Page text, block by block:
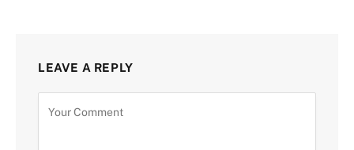
LEAVE A REPLY